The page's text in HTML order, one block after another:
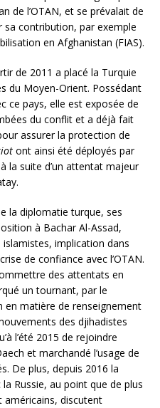
de l’OTAN, et se prévalait de
contribution, par exemple
en Afghanistan (FIAS).
de 2011 a placé la Turquie
du Moyen-Orient. Possédant
ce pays, elle est exposée de
du conflit et a déjà fait
assurer la protection de
ont ainsi été déployés par
la suite d’un attentat majeur
la diplomatie turque, ses
à Bachar Al-Assad,
implication dans
de confiance avec l’OTAN.
des attentats en
un tournant, par le
matière de renseignement
des djihadistes
l’été 2015 de rejoindre
et marchandé l’usage de
De plus, depuis 2016 la
Russie, au point que de plus
américains, discutent